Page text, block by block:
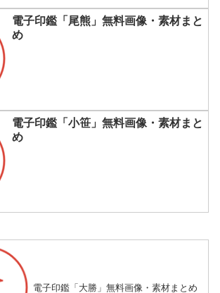
電子印鑑「尾熊」無料画像・素材まと
め
電子印鑑「小笹」無料画像・素材まと
め
電子印鑑「大勝」無料画像・素材まとめ